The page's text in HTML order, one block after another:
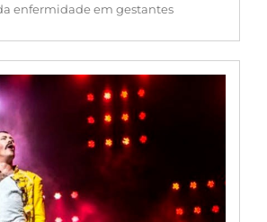
enfermidade em gestantes